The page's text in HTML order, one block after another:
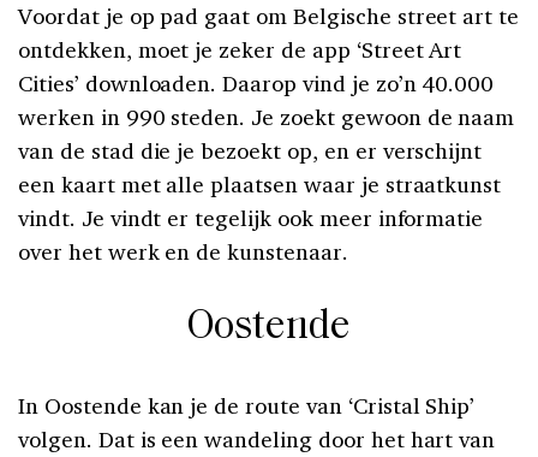
Voordat je op pad gaat om Belgische street art te
ontdekken, moet je zeker de app ‘Street Art
Cities’ downloaden. Daarop vind je zo’n 40.000
werken in 990 steden. Je zoekt gewoon de naam
van de stad die je bezoekt op, en er verschijnt
een kaart met alle plaatsen waar je straatkunst
vindt. Je vindt er tegelijk ook meer informatie
over het werk en de kunstenaar.
Oostende
In Oostende kan je de route van ‘Cristal Ship’
volgen. Dat is een wandeling door het hart van